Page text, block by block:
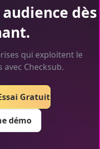
dès
qui exploitent le
Checksub.
démo
Gratuit